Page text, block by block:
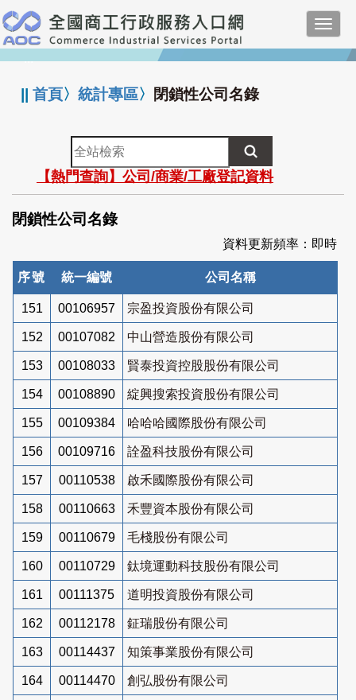
跳
到
主
要
:::
||首頁〉統計專區〉 閉鎖性公司名錄
全
站
檢
索
【熱門查詢】公司/商業/工廠登記資料
閉鎖性公司名錄
資料更新頻率：即時
序號 統一編號 公司名稱
151 00106957 宗盈投資股份有限公司
152 00107082 中山營造股份有限公司
153 00108033 賢泰投資控股股份有限公司
154 00108890 綻興搜索投資股份有限公司
155 00109384 哈哈哈國際股份有限公司
156 00109716 詮盈科技股份有限公司
157 00110538 啟禾國際股份有限公司
158 00110663 禾豐資本股份有限公司
159 00110679 毛棧股份有限公司
160 00110729 鈦境運動科技股份有限公司
161 00111375 道明投資股份有限公司
162 00112178 鉦瑞股份有限公司
163 00114437 知策事業股份有限公司
164 00114470 創弘股份有限公司